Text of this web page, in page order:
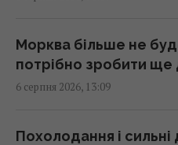
Не завжди про
приховують люди, які
Морква більше не
потрібно зробити
6 серпня 2026, 13:09
Похолодання і